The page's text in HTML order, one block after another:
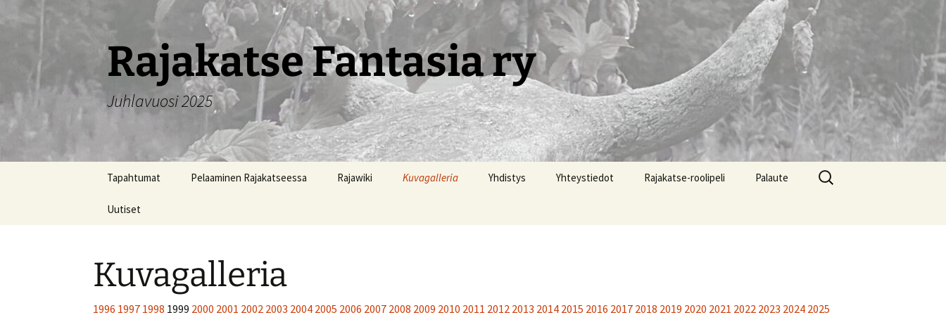
sisältöön
Rajakatse Fantasia ry
Juhlavuosi 2025
Tapahtumat Pelaaminen Rajakatseessa Rajawiki Kuvagalleria Yhdistys Yhteystiedot Rajakatse-roolipeli Palaute
Uutiset
Haku:
Kuvagalleria
1996 1997 1998 1999 2000 2001 2002 2003 2004 2005 2006 2007 2008 2009 2010 2011 2012 2013 2014 2015 2016 2017 2018 2019 2020 2021 2022 2023 2024 2025